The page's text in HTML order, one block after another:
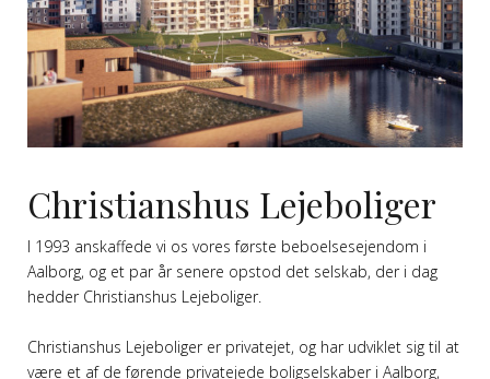
Christianshus Lejeboliger
I 1993 anskaffede vi os vores første beboelsesejendom i
Aalborg, og et par år senere opstod det selskab, der i dag
hedder Christianshus Lejeboliger.
Christianshus Lejeboliger er privatejet, og har udviklet sig til at
være et af de førende privatejede boligselskaber i Aalborg,